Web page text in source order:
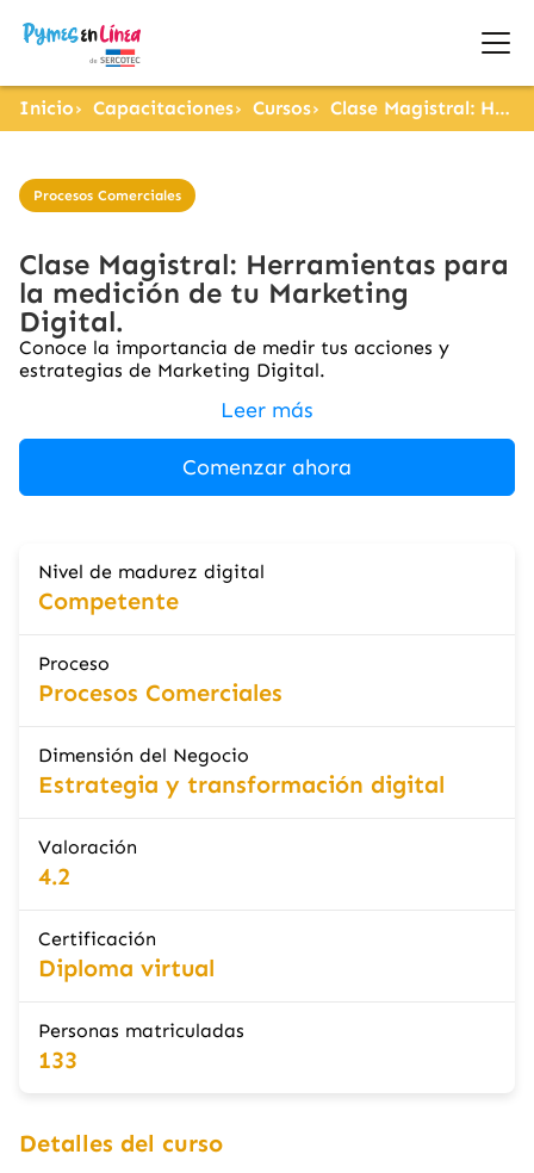
Inicio Capacitaciones Cursos Clase Magistral: Herramientas para la medición de tu Marketing Digital.
Procesos Comerciales
Clase Magistral: Herramientas para
la medición de tu Marketing
Digital.
Conoce la importancia de medir tus acciones y
estrategias de Marketing Digital.
Leer más
Comenzar ahora
Nivel de madurez digital
Competente
Proceso
Procesos Comerciales
Dimensión del Negocio
Estrategia y transformación digital
Valoración
4.2
Certificación
Diploma virtual
Personas matriculadas
133
Detalles del curso